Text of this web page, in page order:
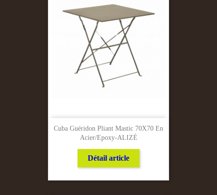
Cuba Guéridon Pliant Mastic 70X70 En
Acier/Epoxy-ALIZÉ
Détail article